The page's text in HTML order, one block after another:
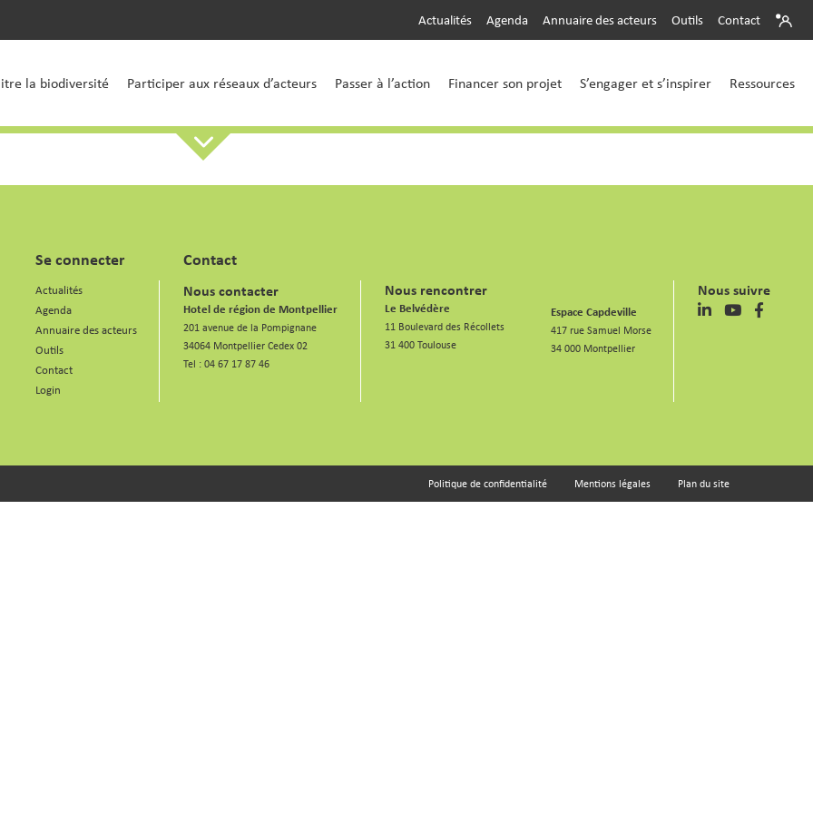
Actualités Agenda Annuaire des acteurs Outils Contact
la biodiversité Participer aux réseaux d’acteurs Passer à l’action Financer son projet S’engager et s’inspirer Ressources
Se connecter
Actualités
Agenda
Annuaire des acteurs
Outils
Contact
Login
Contact
Nous contacter
Hotel de région de Montpellier
201 avenue de la Pompignane
34064 Montpellier Cedex 02
Tel :04 67 17 87 46
Nous rencontrer
Le Belvédère
11 Boulevard des Récollets
31 400 Toulouse
Espace Capdeville
417 rue Samuel Morse
34 000 Montpellier
Nous suivre
Politique de confidentialité Mentions légales Plan du site